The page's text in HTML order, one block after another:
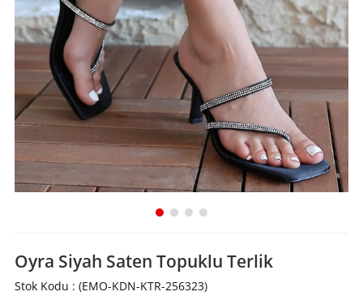
Oyra Siyah Saten Topuklu Terlik
Stok Kodu (EMO-KDN-KTR-256323)